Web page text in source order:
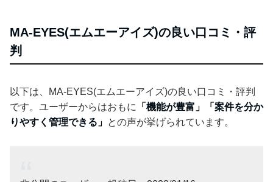
MA-EYES(エムエーアイズ)の良い口コミ・評
判
以下は、MA-EYES(エムエーアイズ)の良い口コミ・評判
です。ユーザーからはおもに
「機能が豊富」「案件を分か
りやすく管理できる」 との声が挙げられています。